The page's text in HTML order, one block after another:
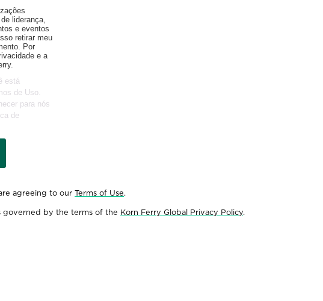
liderança,
e eventos
retirar meu
Por
e a
está
de Uso.
para nós
de
agreeing to ourTerms of Use.
governed by the terms of the Korn Ferry Global Privacy Policy.